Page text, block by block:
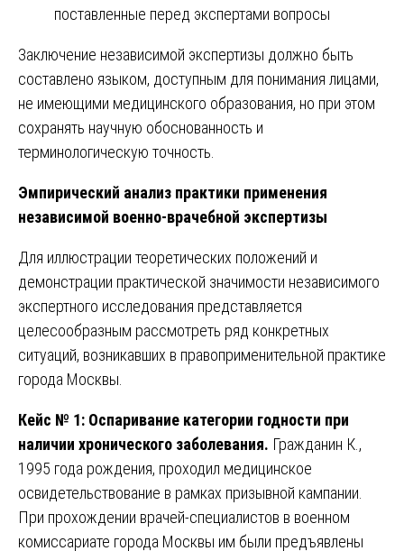
поставленные перед экспертами вопросы
Заключение независимой экспертизы должно быть
составлено языком, доступным для понимания лицами,
не имеющими медицинского образования, но при этом
сохранять научную обоснованность и
терминологическую точность.
Эмпирический анализ практики применения
независимой военно-врачебной экспертизы
Для иллюстрации теоретических положений и
демонстрации практической значимости независимого
экспертного исследования представляется
целесообразным рассмотреть ряд конкретных
ситуаций, возникавших в правоприменительной практике
города Москвы.
Кейс № 1: Оспаривание категории годности при
наличии хронического заболевания. Гражданин К.,
1995 года рождения, проходил медицинское
освидетельствование в рамках призывной кампании.
При прохождении врачей-специалистов в военном
комиссариате города Москвы им были предъявлены